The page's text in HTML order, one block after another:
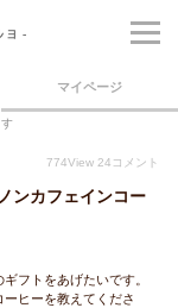
マイページ
774View 24 コメント
ンカフェインコー
フトをあげたいです。
ヒーを教えてくださ